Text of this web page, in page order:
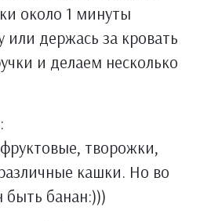
около 1 минуты
или держась за кровать
и делаем несколько
творожки,
кашки. Но во
быть банан:)))